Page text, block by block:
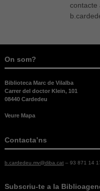
contacte
On som?
Biblioteca Marc de Vilalba
Carrer del doctor Klein, 101
08440 Cardedeu
Veure Mapa
Contacta’ns
b.cardedeu.mv@diba.cat– 93 871 14
Subscriu-te a la